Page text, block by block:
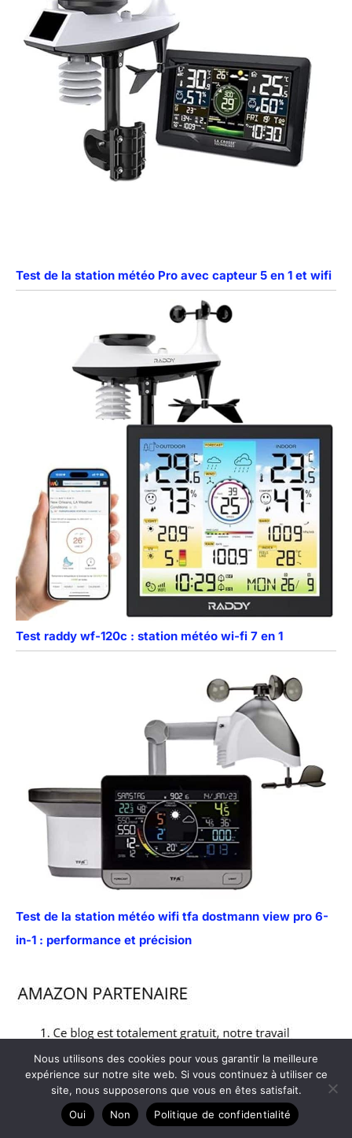
Test de la station météo Pro avec capteur 5 en 1 et wifi
Test raddy wf-120c : station météo wi-fi 7 en 1
Test de la station météo wifi tfa dostmann view pro 6-
in-1 : performance et précision
Nous utilisons des cookies pour vous garantir la meilleure
expérience sur notre site web. Si vous continuez à utiliser ce
site, nous supposerons que vous en êtes satisfait.
Oui
Non Politique de confidentialité